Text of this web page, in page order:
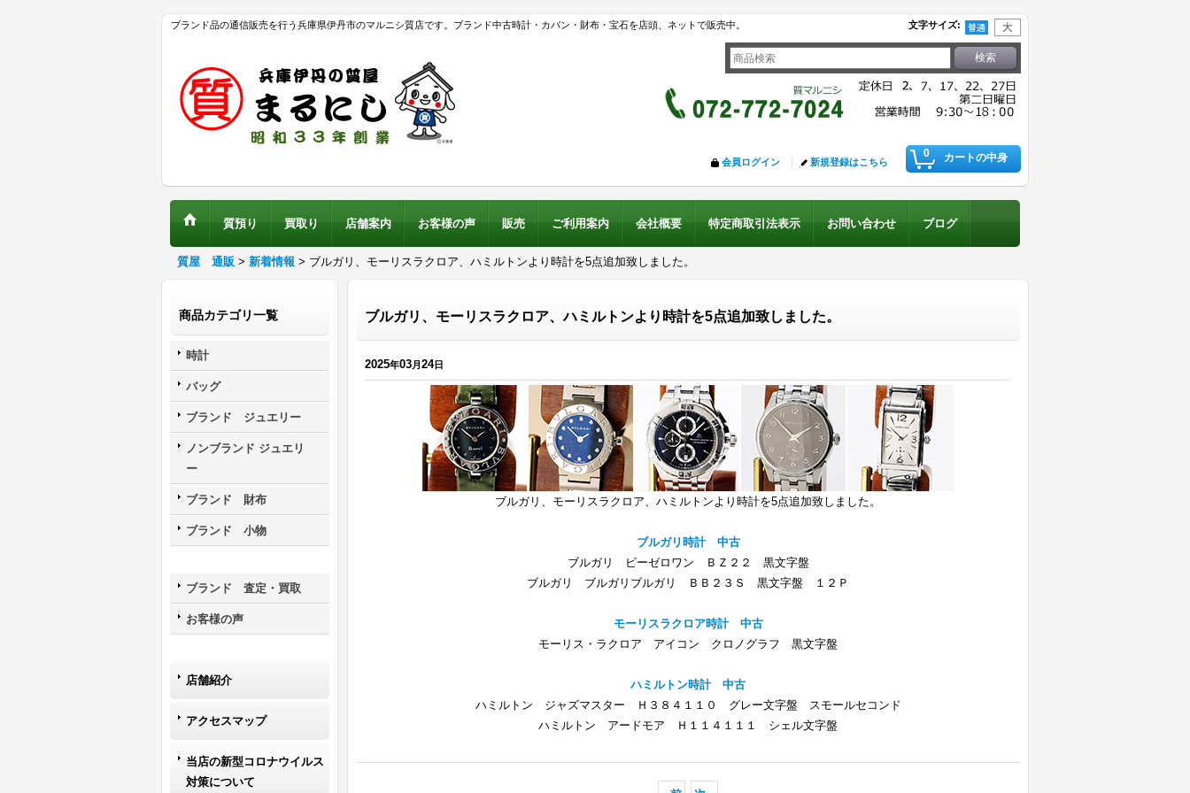
ブランド品の通信販売を行う兵庫県伊丹市のマルニシ質店です。ブランド中古時計・カバン・財布・宝石を店頭、ネットで販売中。 文字サイズ:
0 カートの中身
会員ログイン 新規登録はこちら
質預り 買取り 店舗案内 お客様の声 販売 ご利用案内 会社概要 特定商取引法表示 お問い合わせ ブログ
質屋 通販 > 新着情報 > ブルガリ、モーリスラクロア、ハミルトンより時計を5点追加致しました。
商品カテゴリ一覧
時計
バッグ
ブランド ジュエリー
ノンブランド ジュエリ
ー
ブランド 財布
ブランド 小物
ブランド 査定・買取
お客様の声
店舗紹介
アクセスマップ
当店の新型コロナウイルス
対策について
ブルガリ、モーリスラクロア、ハミルトンより時計を5点追加致しました。
2025年03月24日
ブルガリ、モーリスラクロア、ハミルトンより時計を5点追加致しました。
ブルガリ時計 中古
ブルガリ ビーゼロワン ＢＺ２２ 黒文字盤
ブルガリ ブルガリブルガリ ＢＢ２３Ｓ 黒文字盤 １２Ｐ
モーリスラクロア時計 中古
モーリス・ラクロア アイコン クロノグラフ 黒文字盤
ハミルトン時計 中古
ハミルトン ジャズマスター Ｈ３８４１１０ グレー文字盤 スモールセコンド
ハミルトン アードモア Ｈ１１４１１１ シェル文字盤